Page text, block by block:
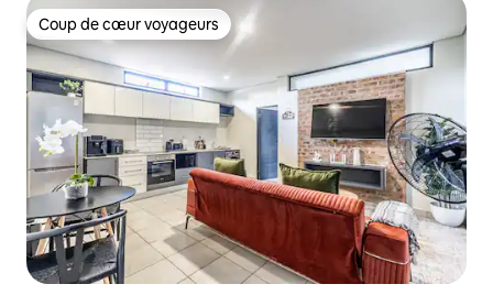
Coup de cœur voyageurs
Coup de cœur voyageurs